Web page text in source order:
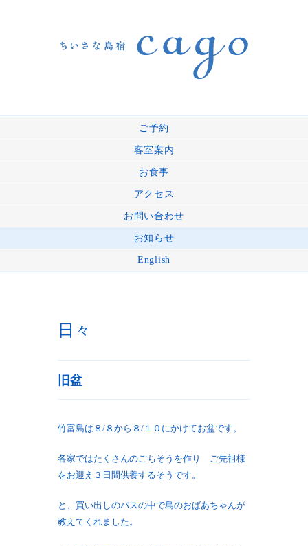
ご予約
客室案内
お食事
アクセス
お問い合わせ
お知らせ
English
日々
旧盆
竹富島は８/８から８/１０にかけてお盆です。
各家ではたくさんのごちそうを作り ご先祖様
をお迎え３日間供養するそうです。
と、買い出しのバスの中で島のおばあちゃんが
教えてくれました。